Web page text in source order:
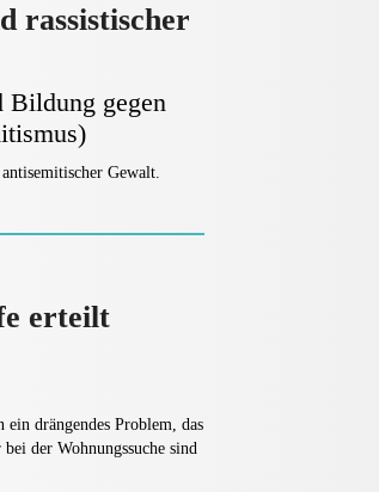
rassistischer
Bildung gegen
Gewalt.
erteilt
drängendes Problem, das
der Wohnungssuche sind